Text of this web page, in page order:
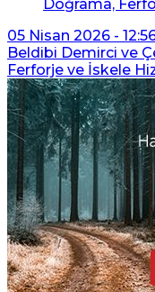
05 Nisan 2026 -
Beldibi Demirci ve
Ferforje ve İskele